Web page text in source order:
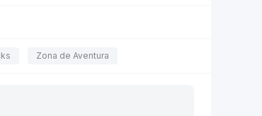
Zona de Aventura